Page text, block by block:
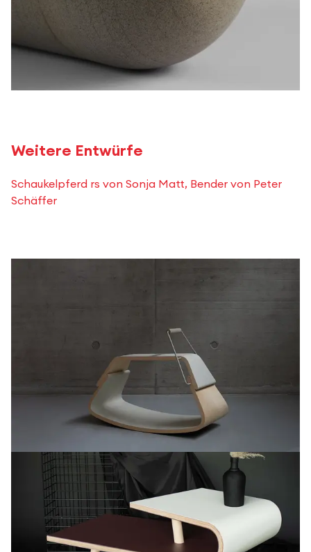
Weitere Entwürfe
Schaukelpferd rs von Sonja Matt, Bender von Peter
Schäffer